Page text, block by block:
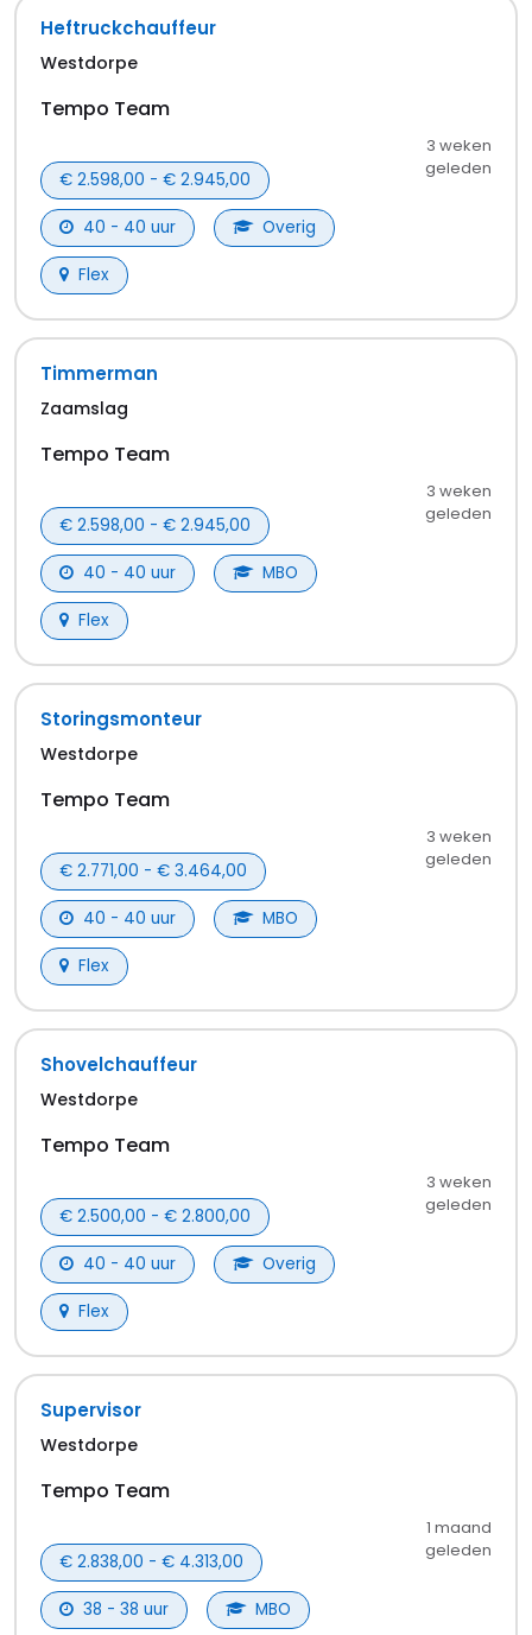
Niet gevonden wat je zocht? Probeer een andere
Alle vacatures in Terneuzen
Werken in Terneuzen
Werken in Terneuzen kan op verschillende plekken in
de stad. Misschien wordt een gezellig kantoor in het
moderne werkomgeving op een bedrijventerrein?
Eerst maar eens solliciteren in Terneuzen op jouw
droombaan. Wordt het een baan in de
magazijn ,techniek & engineering
detailhandel?Maak slim gebruik van het filtermenu,
dan vind je het snelst banen in Terneuzen die bij je
passen. Misschien kun je wel per direct aan de slag.
Werk zoeken in Terneuzen dat bij jou past
Ons handige filtermenu is onmisbaar als je niet
eindeloos wilt zoeken naar leuke jobs in Terneuzen.
welk dienstverband je aan de slag wilt.
Kies uit
tijdelijk. Zo word je niet vermoeid met vacatures die
niet bij je passen.
Grote kans dat er al snel een leuke vacature in
Terneuzen voorbijkomt. Toch niet gevonden wat je
zoekt? No worries.Ook voor vacatures in de
omgeving van Terneuzen zit je hier goed. Check
Sluiskil. Daar zit vast iets voor je tussen.
In welke sector wil je werken in Terneuzen?
In Terneuzen zijn er vacatures in diverse sectoren.
Populaire branches zijn onder andere
opslag & logistiek
techniek & engineering
& catering
De beschikbaarheid varieert per periode, dus houd
in zodat je direct een melding krijgt wanneer er
nieuwe banen beschikbaar komen.
Veelgestelde vragen
Wat voor vacatures in regio Terneuzen
hebben jullie?
Ons aanbod verandert continu. Er is vaak veel